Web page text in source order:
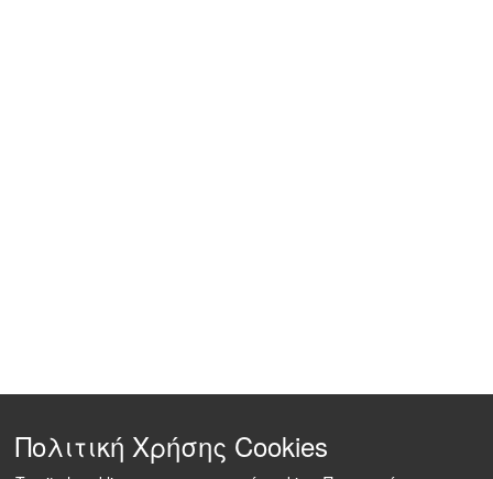
Πολιτική Χρήσης Cookies